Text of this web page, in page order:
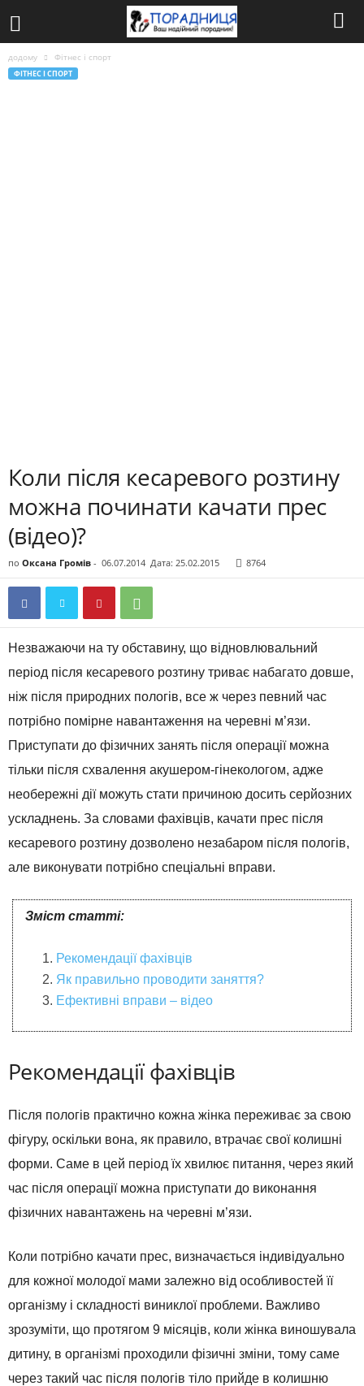
додому Фітнес і спорт
ФІТНЕС І СПОРТ
Коли після кесаревого розтину
можна починати качати прес
(відео)?
по Оксана Громів - 06.07.2014 Дата: 25.02.2015 8764
Незважаючи на ту обставину, що відновлювальний
період після кесаревого розтину триває набагато довше,
ніж після природних пологів, все ж через певний час
потрібно помірне навантаження на черевні м’язи.
Приступати до фізичних занять після операції можна
тільки після схвалення акушером-гінекологом, адже
необережні дії можуть стати причиною досить серйозних
ускладнень. За словами фахівців, качати прес після
кесаревого розтину дозволено незабаром після пологів,
але виконувати потрібно спеціальні вправи.
Зміст статті:
Рекомендації фахівців
Як правильно проводити заняття?
Ефективні вправи – відео
Рекомендації фахівців
Після пологів практично кожна жінка переживає за свою
фігуру, оскільки вона, як правило, втрачає свої колишні
форми. Саме в цей період їх хвилює питання, через який
час після операції можна приступати до виконання
фізичних навантажень на черевні м’язи.
Коли потрібно качати прес, визначається індивідуально
для кожної молодої мами залежно від особливостей її
організму і складності виниклої проблеми. Важливо
зрозуміти, що протягом 9 місяців, коли жінка виношувала
дитину, в організмі проходили фізичні зміни, тому саме
через такий час після пологів тіло прийде в колишню